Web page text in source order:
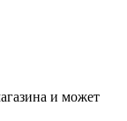
и может